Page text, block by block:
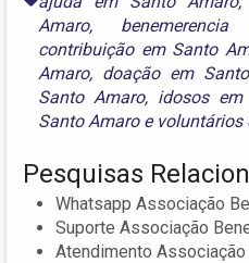
Amaro,
contribuição em Santo
Amaro, doação em
Santo Amaro, idosos
Santo Amaroe voluntários
Pesquisas
Whatsapp Associação
Suporte Associação
Atendimento